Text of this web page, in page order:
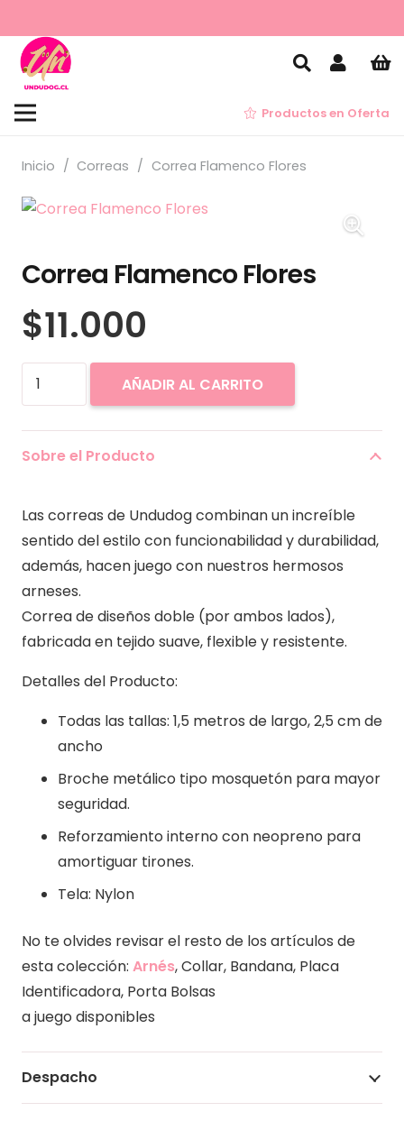
Productos en Oferta
Inicio / Correas / Correa Flamenco Flores
Correa Flamenco Flores
$11.000
Correa
Flamenco
cantidad
AÑADIR AL CARRITO
Sobre el Producto
Las correas de Undudog combinan un increíble
sentido del estilo con funcionabilidad y durabilidad,
además, hacen juego con nuestros hermosos
arneses.
Correa de diseños doble (por ambos lados),
fabricada en tejido suave, flexible y resistente.
Detalles del Producto:
Todas las tallas: 1,5 metros de largo, 2,5 cm de
ancho
Broche metálico tipo mosquetón para mayor
seguridad.
Reforzamiento interno con neopreno para
amortiguar tirones.
Tela: Nylon
No te olvides revisar el resto de los artículos de
esta colección: Arnés, Collar, Bandana, Placa
Identificadora, Porta Bolsas
a juego disponibles
Despacho